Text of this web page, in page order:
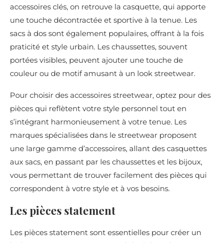
accessoires clés, on retrouve la casquette, qui apporte
une touche décontractée et sportive à la tenue. Les
sacs à dos sont également populaires, offrant à la fois
praticité et style urbain. Les chaussettes, souvent
portées visibles, peuvent ajouter une touche de
couleur ou de motif amusant à un look streetwear.
Pour choisir des accessoires streetwear, optez pour des
pièces qui reflètent votre style personnel tout en
s’intégrant harmonieusement à votre tenue. Les
marques spécialisées dans le streetwear proposent
une large gamme d’accessoires, allant des casquettes
aux sacs, en passant par les chaussettes et les bijoux,
vous permettant de trouver facilement des pièces qui
correspondent à votre style et à vos besoins.
Les pièces statement
Les pièces statement sont essentielles pour créer un